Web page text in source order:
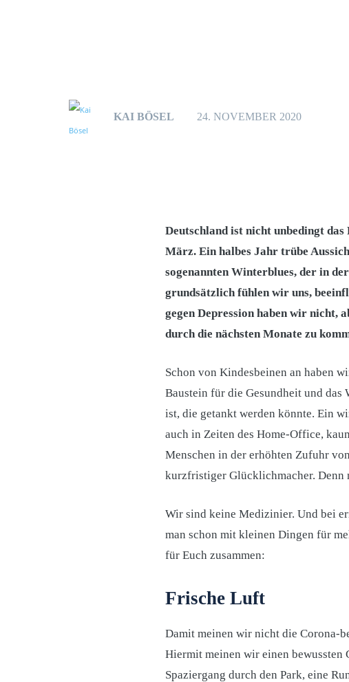
KAI BÖSEL 24. NOVEMBER 2020
Deutschland ist nicht unbedingt
März. Ein halbes Jahr trübe
sogenannten Winterblues, der in
grundsätzlich fühlen wir uns,
gegen Depression haben wir nicht,
durch die nächsten Monate zu
Schon von Kindesbeinen an haben
Baustein für die Gesundheit und das
ist, die getankt werden könnte. Ein
auch in Zeiten des Home-Office,
Menschen in der erhöhten Zufuhr
kurzfristiger Glücklichmacher. Denn
Wir sind keine Medizinier. Und bei
man schon mit kleinen Dingen für
für Euch zusammen:
Frische Luft
Damit meinen wir nicht die Corona-
Hiermit meinen wir einen bewussten
Spaziergang durch den Park, eine